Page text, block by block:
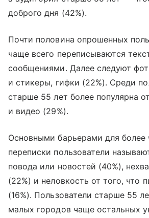
доброго дня (42%).
Почти половина опрошенных
чаще всего переписываются
сообщениями. Далее следуют
и стикеры, гифки (22%). Среди
старше 55 лет более популярна
и видео (29%).
Основными барьерами для более
переписки пользователи
повода или новостей (40%),
(22%) и неловкость от того, что
(16%). Пользователи старше 55
малых городов чаще остальных